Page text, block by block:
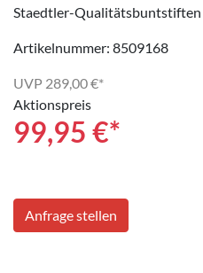
Staedtler-Qualitätsbuntstiften
Artikelnummer: 8509168
UVP 289,00 €*
Aktionspreis
99,95 €*
Anfrage stellen